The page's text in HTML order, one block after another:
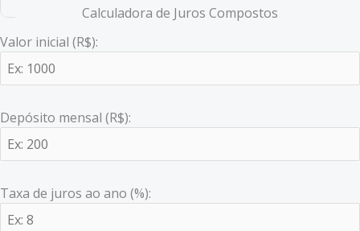
Calculadora de Juros Compostos
Valor inicial (R$):
Depósito mensal (R$):
Taxa de juros ao ano (%):